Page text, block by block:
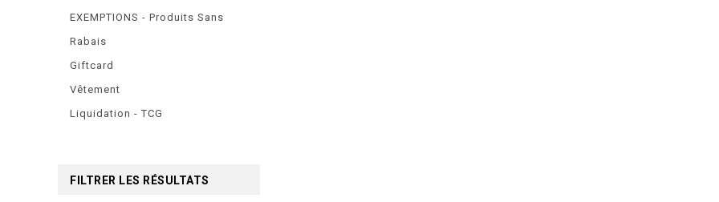
EXEMPTIONS - Produits Sans
Rabais
Giftcard
Vêtement
Liquidation - TCG
FILTRER LES RÉSULTATS